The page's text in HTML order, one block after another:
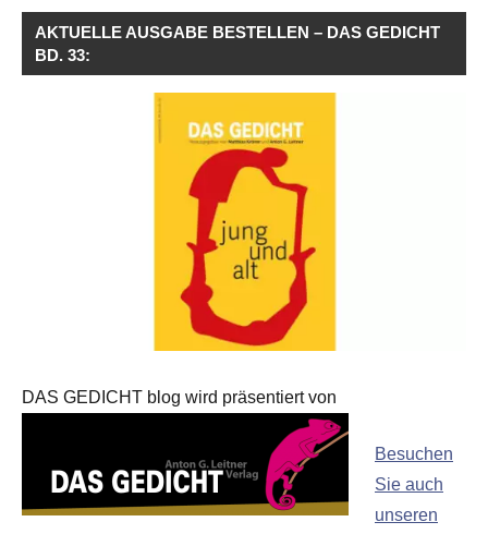
AKTUELLE AUSGABE BESTELLEN – DAS GEDICHT
BD. 33:
DAS GEDICHT blog wird präsentiert von
Besuchen
Sie auch
unseren